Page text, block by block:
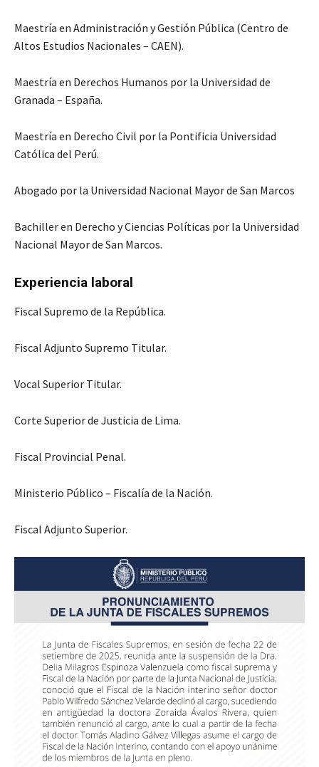
Maestría en Administración y Gestión Pública (Centro de
Altos Estudios Nacionales – CAEN).
Maestría en Derechos Humanos por la Universidad de
Granada – España.
Maestría en Derecho Civil por la Pontificia Universidad
Católica del Perú.
Abogado por la Universidad Nacional Mayor de San Marcos
Bachiller en Derecho y Ciencias Políticas por la Universidad
Nacional Mayor de San Marcos.
Experiencia laboral
Fiscal Supremo de la República.
Fiscal Adjunto Supremo Titular.
Vocal Superior Titular.
Corte Superior de Justicia de Lima.
Fiscal Provincial Penal.
Ministerio Público – Fiscalía de la Nación.
Fiscal Adjunto Superior.